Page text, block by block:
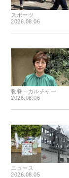
スポーツ
2026.08.06
教養・カルチャー
2026.08.06
ニュース
2026.08.05